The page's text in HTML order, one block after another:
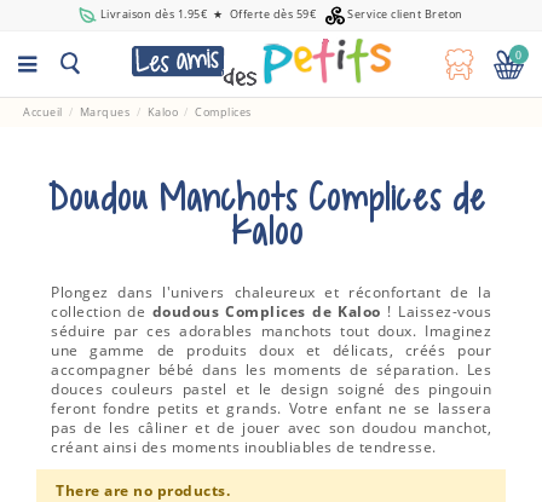
Livraison dès 1.95€ ★ Offerte dès 59€ Service client Breton
0
Accueil Marques Kaloo Complices
Doudou Manchots Complices de
Kaloo
Plongez dans l'univers chaleureux et réconfortant de la
collection de doudous Complices de Kaloo ! Laissez-vous
séduire par ces adorables manchots tout doux. Imaginez
une gamme de produits doux et délicats, créés pour
accompagner bébé dans les moments de séparation. Les
douces couleurs pastel et le design soigné des pingouin
feront fondre petits et grands. Votre enfant ne se lassera
pas de les câliner et de jouer avec son doudou manchot,
créant ainsi des moments inoubliables de tendresse.
There are no products.